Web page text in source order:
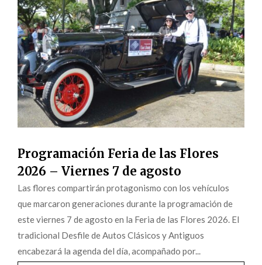
Programación Feria de las Flores
2026 – Viernes 7 de agosto
Las flores compartirán protagonismo con los vehículos
que marcaron generaciones durante la programación de
este viernes 7 de agosto en la Feria de las Flores 2026. El
tradicional Desfile de Autos Clásicos y Antiguos
encabezará la agenda del día, acompañado por...